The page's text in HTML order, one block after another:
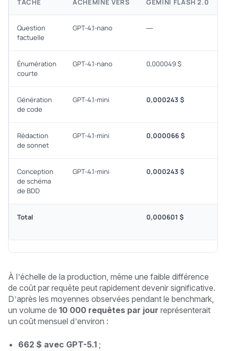
TÂCHE ACHEMINÉ VERS GEMINI FLASH 2.0
Question
factuelle
GPT-4.1-nano —
Énumération
courte
GPT-4.1-nano 0,000049 $
Génération
de code
GPT-4.1-mini 0,000243 $
Rédaction
de sonnet
GPT-4.1-mini 0,000066 $
Conception
de schéma
de BDD
GPT-4.1-mini 0,000243 $
Total 0,000601 $
À l’échelle de la production, même une faible différence
de coût par requête peut rapidement devenir significative.
D’après les moyennes observées pendant le benchmark,
un volume de 10 000 requêtes par jour représenterait
un coût mensuel d’environ :
662 $ avec GPT-5.1 ;